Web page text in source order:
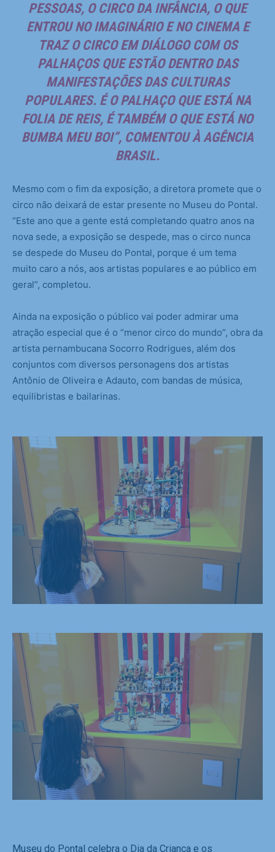
PESSOAS, O CIRCO DA INFÂNCIA, O QUE
ENTROU NO IMAGINÁRIO E NO CINEMA E
TRAZ O CIRCO EM DIÁLOGO COM OS
PALHAÇOS QUE ESTÃO DENTRO DAS
MANIFESTAÇÕES DAS CULTURAS
POPULARES. É O PALHAÇO QUE ESTÁ NA
FOLIA DE REIS, É TAMBÉM O QUE ESTÁ NO
BUMBA MEU BOI”, COMENTOU À AGÊNCIA
BRASIL.
Mesmo com o fim da exposição, a diretora promete que o
circo não deixará de estar presente no Museu do Pontal.
“Este ano que a gente está completando quatro anos na
nova sede, a exposição se despede, mas o circo nunca
se despede do Museu do Pontal, porque é um tema
muito caro a nós, aos artistas populares e ao público em
geral”, completou.
Ainda na exposição o público vai poder admirar uma
atração especial que é o “menor circo do mundo”, obra da
artista pernambucana Socorro Rodrigues, além dos
conjuntos com diversos personagens dos artistas
Antônio de Oliveira e Adauto, com bandas de música,
equilibristas e bailarinas.
Museu do Pontal celebra o Dia da Criança e os